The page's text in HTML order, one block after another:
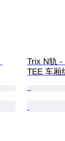
Trix N轨 -
TEE 车厢